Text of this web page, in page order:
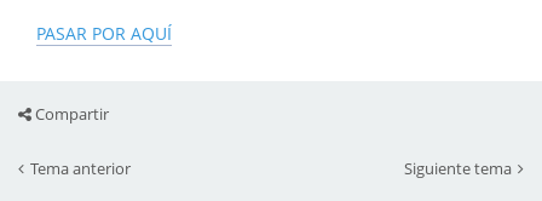
PASAR POR AQUÍ
Compartir
Tema anterior Siguiente tema